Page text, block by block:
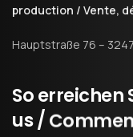
production / Vente,
Hauptstraße 76 –
Soerreichen
us/